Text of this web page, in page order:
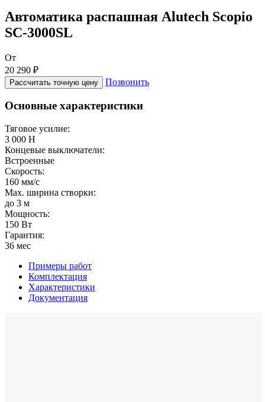
Автоматика распашная Alutech Scopio
SC-3000SL
От
20 290 ₽
Рассчитать точную цену Позвонить
Основные характеристики
Тяговое усилие:
3 000 Н
Концевые выключатели:
Встроенные
Скорость:
160 мм/с
Max. ширина створки:
до 3 м
Мощность:
150 Вт
Гарантия:
36 мес
Примеры работ
Комплектация
Характеристики
Документация